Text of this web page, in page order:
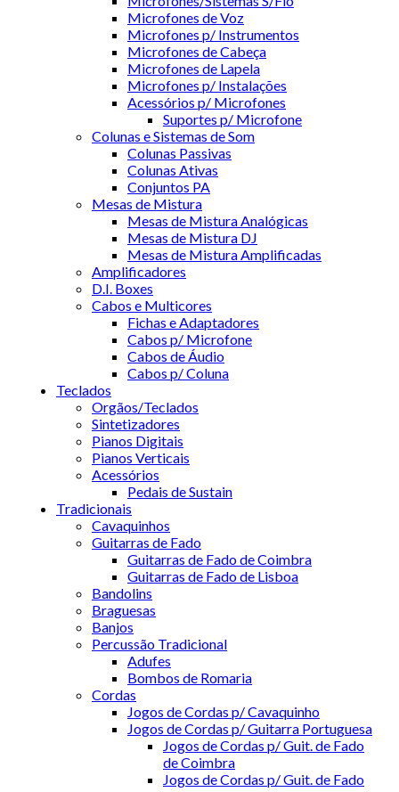
Microfones de Voz
Microfones p/ Instrumentos
Microfones de Cabeça
Microfones de Lapela
Microfones p/ Instalações
Acessórios p/ Microfones
Suportes p/ Microfone
Colunas e Sistemas de Som
Colunas Passivas
Colunas Ativas
Conjuntos PA
Mesas de Mistura
Mesas de Mistura Analógicas
Mesas de Mistura DJ
Mesas de Mistura Amplificadas
Amplificadores
D.I. Boxes
Cabos e Multicores
Fichas e Adaptadores
Cabos p/ Microfone
Cabos de Áudio
Cabos p/ Coluna
Teclados
Orgãos/Teclados
Sintetizadores
Pianos Digitais
Pianos Verticais
Acessórios
Pedais de Sustain
Tradicionais
Cavaquinhos
Guitarras de Fado
Guitarras de Fado de Coimbra
Guitarras de Fado de Lisboa
Bandolins
Braguesas
Banjos
Percussão Tradicional
Adufes
Bombos de Romaria
Cordas
Jogos de Cordas p/ Cavaquinho
Jogos de Cordas p/ Guitarra Portuguesa
Jogos de Cordas p/ Guit. de Fado
de Coimbra
Jogos de Cordas p/ Guit. de Fado